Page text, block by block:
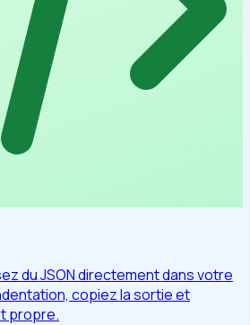
du JSON directement dans votre
copiez la sortie et
propre.